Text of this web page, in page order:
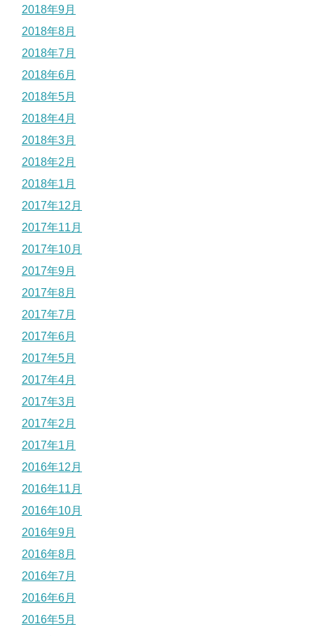
2018年9月
2018年8月
2018年7月
2018年6月
2018年5月
2018年4月
2018年3月
2018年2月
2018年1月
2017年12月
2017年11月
2017年10月
2017年9月
2017年8月
2017年7月
2017年6月
2017年5月
2017年4月
2017年3月
2017年2月
2017年1月
2016年12月
2016年11月
2016年10月
2016年9月
2016年8月
2016年7月
2016年6月
2016年5月